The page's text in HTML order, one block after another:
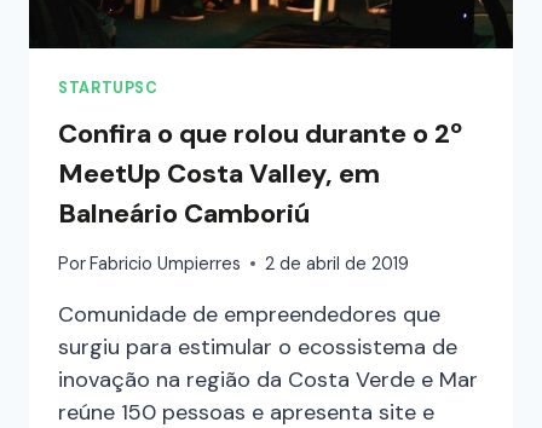
STARTUPSC
Confira o que rolou durante o 2º
MeetUp Costa Valley, em
Balneário Camboriú
PorFabricio Umpierres 2 de abril de 2019
Comunidade de empreendedores que
surgiu para estimular o ecossistema de
inovação na região da Costa Verde e Mar
reúne 150 pessoas e apresenta site e